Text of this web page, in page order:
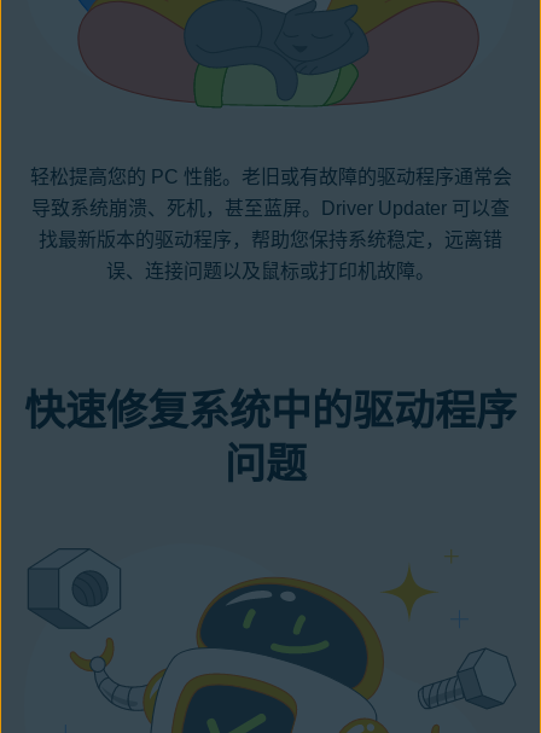
轻松提高您的 PC 性能。老旧或有故障的驱动程序通常会
导致系统崩溃、死机，甚至 蓝屏。Driver Updater 可以查
找最新版本的驱动程序，帮助您保持系统稳定，远离错
误、连接问题以及鼠标或打印机故障。
快速修复系统中的驱动程序
问题